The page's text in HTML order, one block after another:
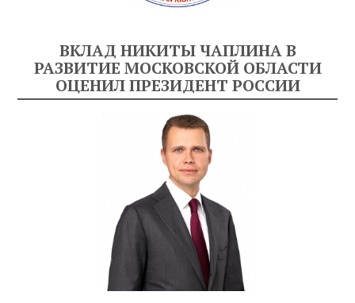
ВКЛАД НИКИТЫ ЧАПЛИНА В
РАЗВИТИЕ МОСКОВСКОЙ ОБЛАСТИ
ОЦЕНИЛ ПРЕЗИДЕНТ РОССИИ